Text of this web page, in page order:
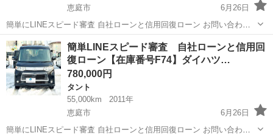
恵庭市
6月26日
簡単にLINEスピード審査 自社ローンと信用回復ローン お問い合わせ
お待ちしております。 スムーズにご対応いたしますので是非ご連絡お
待ちしております。 ＿＿＿＿＿＿＿＿＿＿＿＿＿＿＿＿＿＿＿＿＿
＿...
北海道 恵庭市 タント ローン
簡単LINEスピード審査 自社ローンと信用回
復ローン【在庫番号F74】ダイハツ…
780,000円
タント
55,000km
2011年
恵庭市
6月26日
簡単にLINEスピード審査 自社ローンと信用回復ローン お問い合わせ